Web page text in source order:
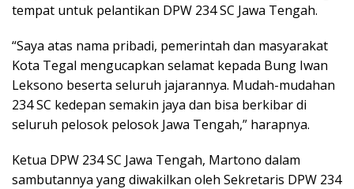
tempat untuk pelantikan DPW 234 SC Jawa Tengah.
“Saya atas nama pribadi, pemerintah dan masyarakat
Kota Tegal mengucapkan selamat kepada Bung Iwan
Leksono beserta seluruh jajarannya. Mudah-mudahan
234 SC kedepan semakin jaya dan bisa berkibar di
seluruh pelosok pelosok Jawa Tengah,” harapnya.
Ketua DPW 234 SC Jawa Tengah, Martono dalam
sambutannya yang diwakilkan oleh Sekretaris DPW 234